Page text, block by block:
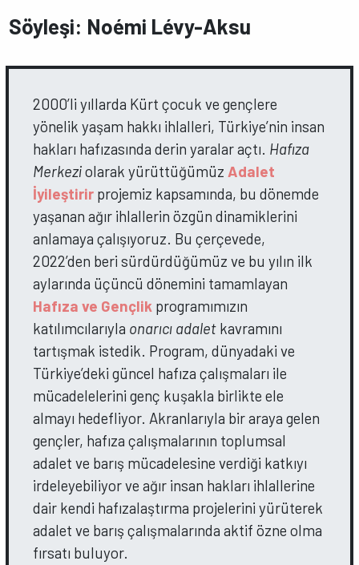
Söyleşi: Noémi Lévy-Aksu
2000’li yıllarda Kürt çocuk ve gençlere
yönelik yaşam hakkı ihlalleri, Türkiye’nin insan
hakları hafızasında derin yaralar açtı. Hafıza
Merkeziolarak yürüttüğümüz Adalet
İyileştirir projemiz kapsamında, bu dönemde
yaşanan ağır ihlallerin özgün dinamiklerini
anlamaya çalışıyoruz. Bu çerçevede,
2022’den beri sürdürdüğümüz ve bu yılın ilk
aylarında üçüncü dönemini tamamlayan
Hafıza ve Gençlik programımızın
katılımcılarıyla onarıcı adalet kavramını
tartışmak istedik. Program, dünyadaki ve
Türkiye’deki güncel hafıza çalışmaları ile
mücadelelerini genç kuşakla birlikte ele
almayı hedefliyor. Akranlarıyla bir araya gelen
gençler, hafıza çalışmalarının toplumsal
adalet ve barış mücadelesine verdiği katkıyı
irdeleyebiliyor ve ağır insan hakları ihlallerine
dair kendi hafızalaştırma projelerini yürüterek
adalet ve barış çalışmalarında aktif özne olma
fırsatı buluyor.